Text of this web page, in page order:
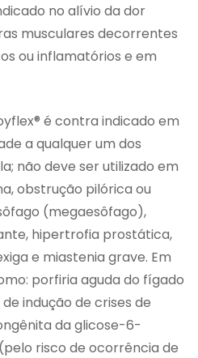
no alívio da dor
musculares decorrentes
ou inflamatórios e em
é contra indicado em
a qualquer um dos
não deve ser utilizado em
obstrução pilórica ou
(megaesôfago),
hipertrofia prostática,
e miastenia grave. Em
porfiria aguda do fígado
indução de crises de
da glicose-6-
risco de ocorrência de